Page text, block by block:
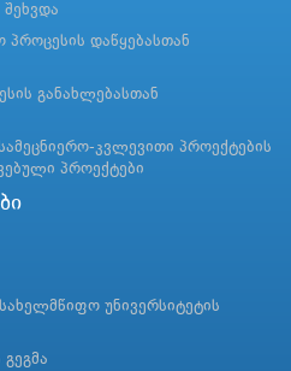
პროცესის დაწყებასთან
განახლებასთან
კვლევითი პროექტების
პროექტები
უნივერსიტეტის